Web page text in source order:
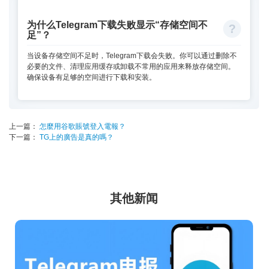
为什么Telegram下载失败显示“存储空间不
足”？
当设备存储空间不足时，Telegram下载会失败。你可以通过删除不
必要的文件、清理应用缓存或卸载不常用的应用来释放存储空间。
确保设备有足够的空间进行下载和安装。
上一篇： 怎麼用谷歌賬號登入電報？
下一篇： TG上的廣告是真的嗎？
其他新闻